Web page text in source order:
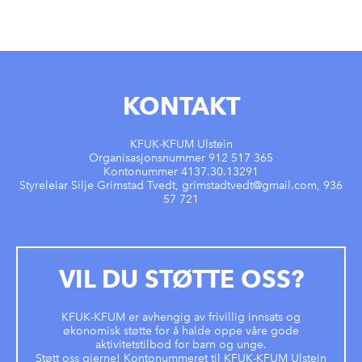
KONTAKT
KFUK-KFUM Ulstein
Organisasjonsnummer 912 517 365
Kontonummer 4137.30.13291
Styreleiar Silje Grimstad Tvedt, grimstadtvedt@gmail.com, 936
57 721
VIL DU STØTTE OSS?
KFUK-KFUM er avhengig av frivillig innsats og
økonomisk støtte for å halde oppe våre gode
aktivitetstilbod for barn og unge.
Støtt oss gjerne! Kontonummeret til KFUK-KFUM Ulstein